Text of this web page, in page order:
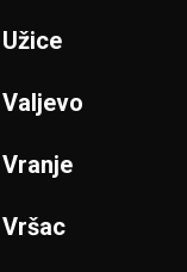
Užice
Valjevo
Vranje
Vršac